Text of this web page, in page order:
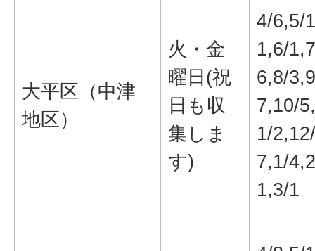
大平区（中津
地区）
火・金
曜日(祝
日も収
集しま
す)
4/6,5/1
1,6/
6,8/
7,10/
1/2,12/
7,1/
1,3/1